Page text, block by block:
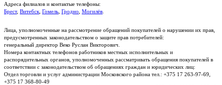
Адреса филиалов и контактые телефоны:
Брест, Витебск Гомель Гродно Могилёв
Лица, уполномоченные на рассмотрение обращений покупателей о нарушении их прав,
предусмотренных законодательством о защите прав потребителей:
генеральный директор Веко Руслан Викторович.
Номера контактных телефонов работников местных исполнительных и
распорядительных органов, уполномоченных рассматривать обращения покупателей в
соответствии с законодательством об обращениях граждан и юридических лиц:
Отдел торговли и услуг администрации Московского района тел.: +375 17 263-97-69,
+375 17 368-80-49